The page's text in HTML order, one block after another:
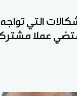
التي
عملا